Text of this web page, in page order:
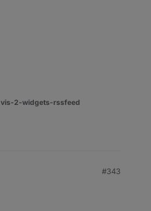
vis-2-widgets-rssfeed
#343